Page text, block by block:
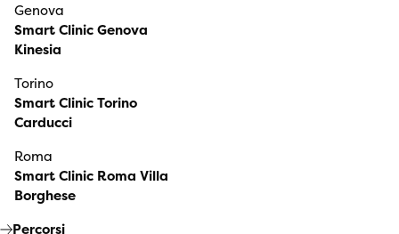
Genova
Smart Clinic Genova
Kinesia
Torino
Smart Clinic Torino
Carducci
Roma
Smart Clinic Roma Villa
Borghese
Percorsi